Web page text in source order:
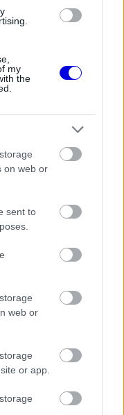
my
the
on web or
sent to
web or
or app.
a kérdést az
kizárólag a
a Ferrarinál,
miatt
hozott az